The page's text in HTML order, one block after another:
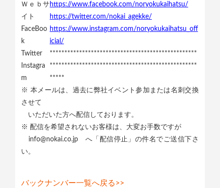
Ｗｅｂサ
イト
FaceBoo
k
Twitter
Instagra
m
https://www.facebook.com/noryokukaihatsu/
https://twitter.com/nokai_agekke/
https://www.instagram.com/noryokukaihatsu_off
icial/
**************************************************
**************************************************
*****
※ 本メールは、過去に弊社イベント参加または名刺交換
させて
いただいた方へ配信しております。
※ 配信を希望されないお客様は、大変お手数ですが
info@nokai.co.jp へ「配信停止」の件名でご送信下さ
い。
バックナンバー一覧へ戻る>>